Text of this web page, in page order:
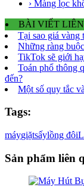
› Màng lọc
BÀI VIẾT
Tại sao giá vàng
Những ràng
TikTok sẽ giới
Toán phổ thông
đến?
Một số quy tắc
Tags:
máygiặtsấylồng đôi
Sản phẩm liên